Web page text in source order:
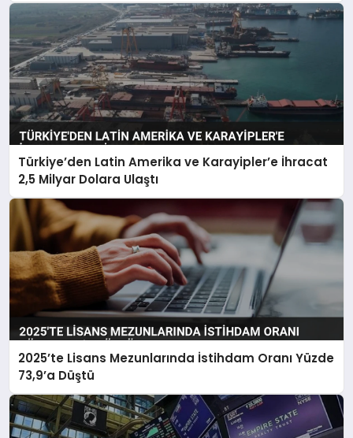
Türkiye’den Latin Amerika ve Karayipler’e İhracat
2,5 Milyar Dolara Ulaştı
2025’te Lisans Mezunlarında İstihdam Oranı Yüzde
73,9’a Düştü